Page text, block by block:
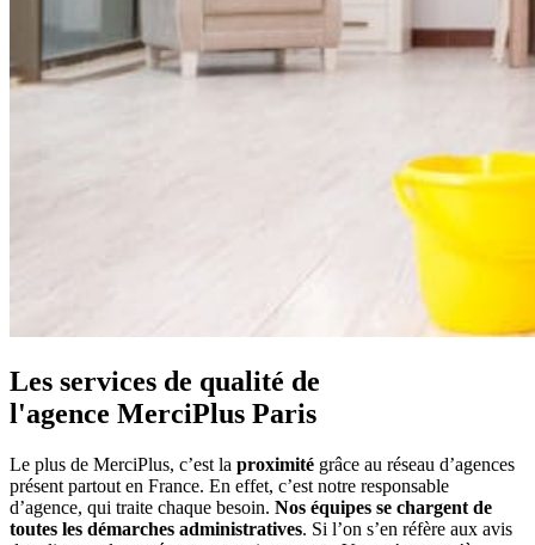
Les services de qualité de
l'agence MerciPlus Paris
Le plus de MerciPlus, c’est la proximité grâce au réseau d’agences
présent partout en France. En effet, c’est notre responsable
d’agence, qui traite chaque besoin. Nos équipes se chargent de
toutes les démarches administratives. Si l’on s’en réfère aux avis